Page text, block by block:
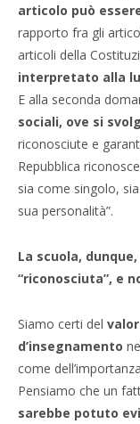
articolo può
rapporto fra gli
articoli della
interpretato alla
E alla seconda
sociali, ove si
riconosciute e
Repubblica
sia come singolo,
sua personalità”.
La scuola,
“riconosciuta”, e
Siamo certi del
d’insegnamento
come
Pensiamo che un
sarebbe potuto